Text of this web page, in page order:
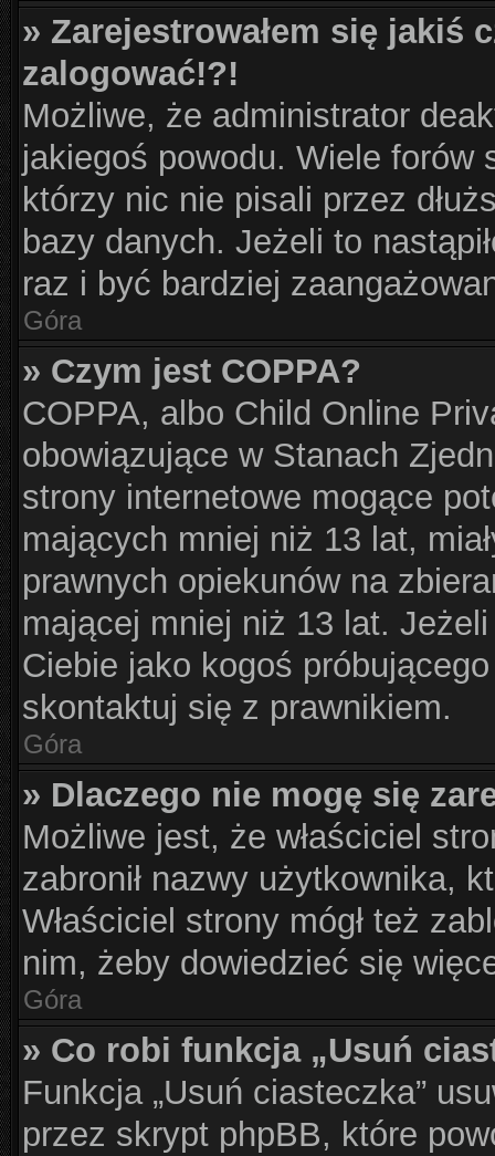
» Zarejestrowałem się jakiś
zalogować!?!
Możliwe, że administrator
jakiegoś powodu. Wiele
którzy nic nie pisali przez
bazy danych. Jeżeli to
raz i być bardziej
Góra
» Czym jest COPPA?
COPPA, albo Child Online
obowiązujące w Stanach
strony internetowe mogące
mających mniej niż 13 lat,
prawnych opiekunów na
mającej mniej niż 13 lat.
Ciebie jako kogoś
skontaktuj się z prawnikiem.
Góra
» Dlaczego nie mogę się
Możliwe jest, że właściciel
zabronił nazwy użytkownika,
Właściciel strony mógł też
nim, żeby dowiedzieć się
Góra
» Co robi funkcja „Usuń
Funkcja „Usuń ciasteczka”
przez skrypt phpBB, które